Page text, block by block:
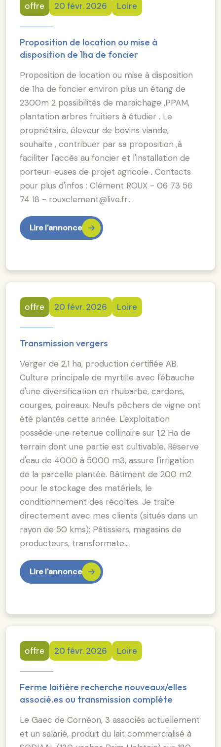
offre 20 févr. 2026 Loire
Proposition de location ou mise à
disposition de 1ha de foncier
Proposition de location ou mise à disposition
de 1ha de foncier environ plus un étang de
2300m 2 possibilités de maraichage ,PPAM,
plantation arbres fruitiers à étudier . Le
propriétaire, éleveur de bovins viande,
souhaite , contribuer par sa proposition ,à
faciliter l'accès au foncier et l'installation de
porteur-euses de projet agricole . Contacts
pour plus d'infos : Clément ROUX - 06 73 56
74 18 - rouxclement@live.fr…
Lire l'annonce
offre 20 févr. 2026 Loire
Transmission vergers
Verger de 2,1 ha, production certifiée AB.
Culture principale de myrtille avec l'ébauche
d'une diversification en rhubarbe, cardons,
courges, poireaux. Neufs pêchers de vigne ont
été plantés cette année. L'exploitation
possède une retenue collinaire sur 1,2 Ha de
terrain dont une partie est cultivable. Réserve
d'eau de 4000 à 5000 m3, assure l'irrigation
de la parcelle plantée. Bâtiment de 200 m2
pour le stockage des matériels, le
conditionnement des récoltes. Je traite
directement avec mes clients (situés dans un
rayon de 50 kms): Pâtissiers, magasins de
producteurs, transformate…
Lire l'annonce
offre 20 févr. 2026 Loire
Ferme laitière recherche nouveaux/elles
associé.es ou transmission complète
Le Gaec de Cornéon, 3 associés actuellement
et un salarié, produit du lait commercialisé à